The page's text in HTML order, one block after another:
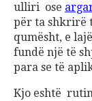
ulliri ose
për ta shkrirë
qumësht, e
fundë një të
para se të
Kjo eshtë